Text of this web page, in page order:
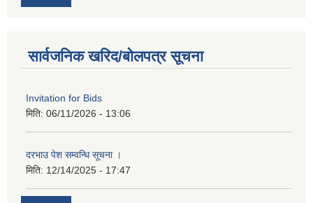
सार्वजनिक खरिद/बोलपत्र सूचना
Invitation for Bids
मिति: 06/11/2026 - 13:06
दरभाउ पेश सम्वन्धि सूचना ।
मिति: 12/14/2025 - 17:47